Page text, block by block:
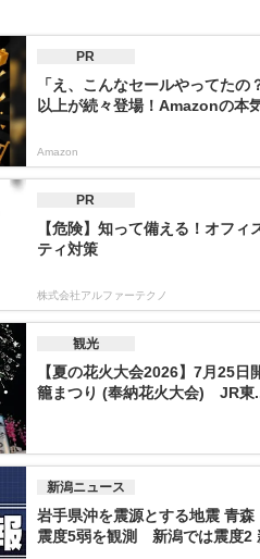
PR
「え、こんなセールやってたの
以上が続々登場！Amazonの本
Amazon
PR
【危険】知って備える！オフィ
ティ対策
株式会社アルファーテクノ
観光
【夏の花火大会2026】7月25日
籠まつり (奉納花火大会) JR東
新潟ニュース
岩手県沖を震源とする地震 青森
震度5弱を観測 新潟では震度2